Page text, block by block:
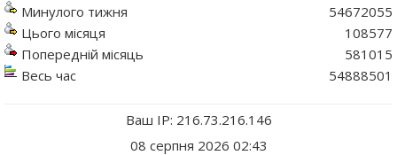
Минулого тижня
Цього місяця
Попередній місяць
Весь час
54672055
108577
581015
54888501
Ваш IP: 216.73.216.146
08 серпня 2026 02:43